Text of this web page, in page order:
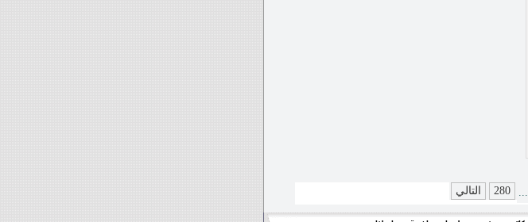
...
280 التالي